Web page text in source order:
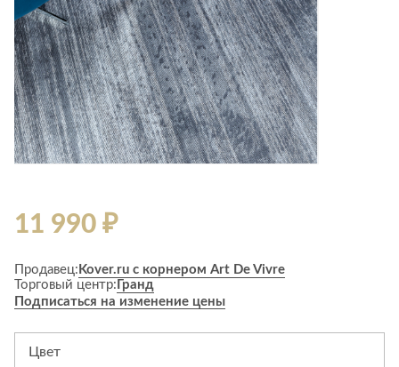
11 990 ₽
Продавец: Kover.ru с корнером Art De Vivre
Торговый центр: Гранд
Подписаться на изменение цены
Цвет